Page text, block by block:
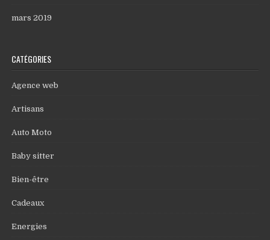
mars 2019
CATÉGORIES
Agence web
Artisans
Auto Moto
Baby sitter
Bien-être
Cadeaux
Energies